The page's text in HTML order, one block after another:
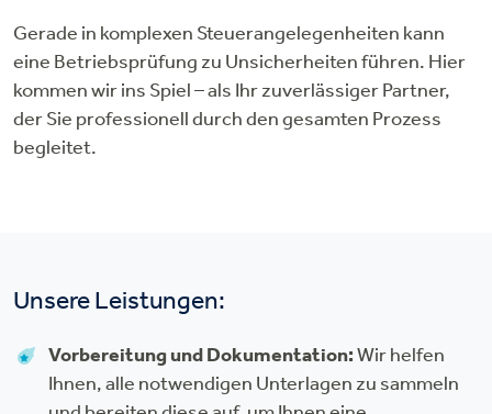
Gerade in komplexen Steuerangelegenheiten kann
eine Betriebsprüfung zu Unsicherheiten führen. Hier
kommen wir ins Spiel – als Ihr zuverlässiger Partner,
der Sie professionell durch den gesamten Prozess
begleitet.
Unsere Leistungen:
Vorbereitung und Dokumentation:Wir helfen
Ihnen, alle notwendigen Unterlagen zu sammeln